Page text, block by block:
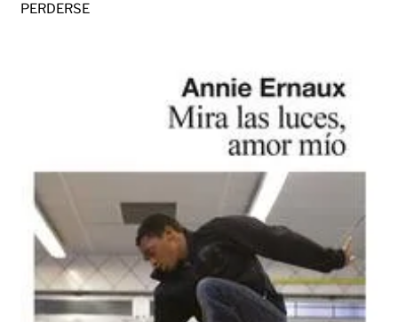
PERDERSE